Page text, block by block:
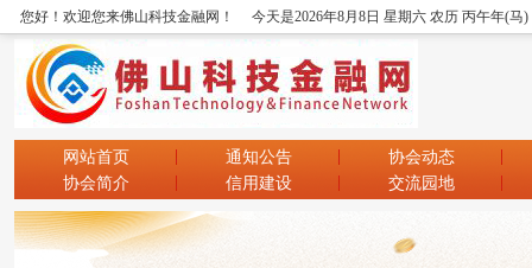
您好！欢迎您来佛山科技金融网！ 今天是2026年8月8日 星期六 农历 丙午年(马
网站首页 通知公告
协会动态
协会简介
信用建设 交流园地